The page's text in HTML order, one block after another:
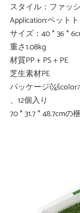
スタイル：ファッ
Application:ペット
サイズ：40 * 36 *
重さ1.08kg
材質PP + PS + PE
芝生素材PE
パッケージï¼šcolor
、12個入り
70 * 31.7 * 48.7cm